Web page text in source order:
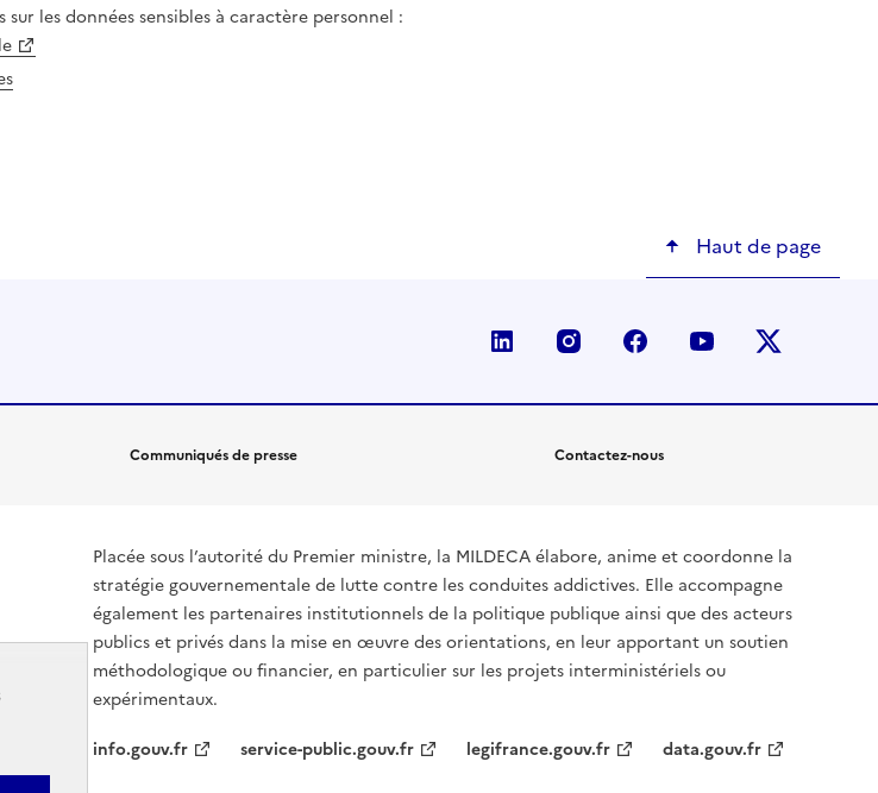
les données sensibles à caractère personnel :
Haut de page
linkedin instagramfacebook youtube
Communiqués de presse Contactez-nous
Placée sous l’autorité du Premier ministre, la MILDECA élabore, anime et coordonne la
stratégie gouvernementale de lutte contre les conduites addictives. Elle accompagne
également les partenaires institutionnels de la politique publique ainsi que des acteurs
publics et privés dans la mise en œuvre des orientations, en leur apportant un soutien
méthodologique ou financier, en particulier sur les projets interministériels ou
expérimentaux.
info.gouv.fr
service-public.gouv.fr legifrance.gouv.fr data.gouv.fr